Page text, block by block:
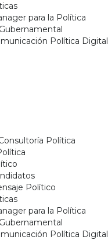
para la Política
Política Digital
Política
Político
para la Política
Política Digital